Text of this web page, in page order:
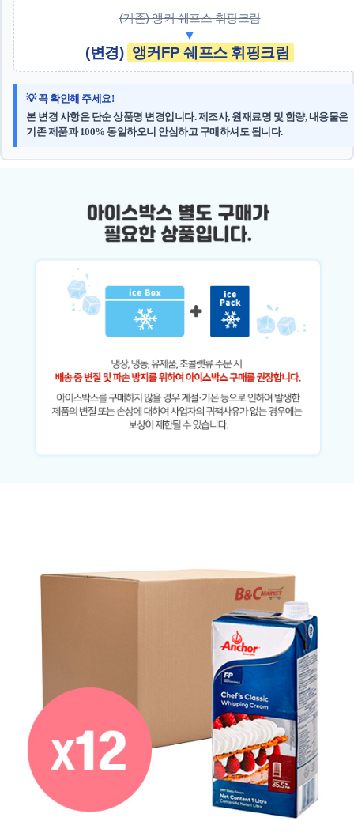
(기존) 앵커 쉐프스 휘핑크림
▼
(변경) 앵커FP 쉐프스 휘핑크림
💡 꼭 확인해 주세요!
본 변경 사항은 단순 상품명 변경입니다. 제조사, 원재료명 및 함량, 내용물은
기존 제품과 100% 동일하오니 안심하고 구매하셔도 됩니다.